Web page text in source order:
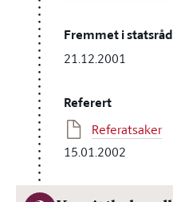
Fremmet i statsråd
21.12.2001
Referert
Referatsaker
15.01.2002